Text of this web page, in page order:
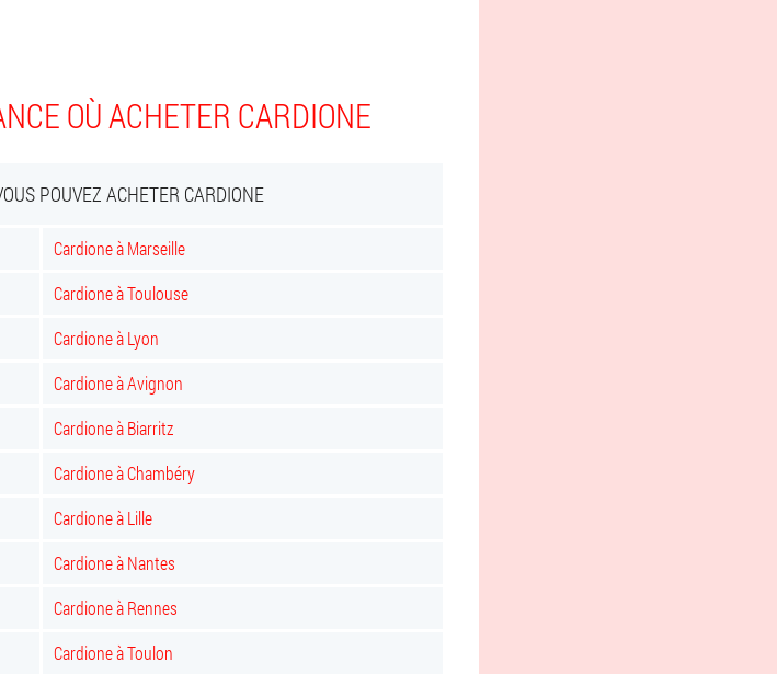
OÙ ACHETER CARDIONE
POUVEZ ACHETER CARDIONE
Cardione à Marseille
Cardione à Toulouse
Cardione à Lyon
Cardione à Avignon
Cardione à Biarritz
Cardione à Chambéry
Cardione à Lille
Cardione à Nantes
Cardione à Rennes
Cardione à Toulon